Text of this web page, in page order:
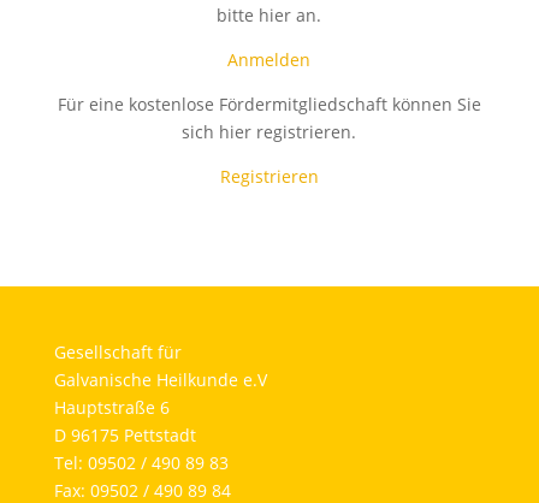
bitte hier an.
Anmelden
Für eine kostenlose Fördermitgliedschaft können Sie
sich hier registrieren.
Registrieren
Gesellschaft für
Galvanische Heilkunde e.V
Hauptstraße 6
D 96175 Pettstadt
Tel: 09502 / 490 89 83
Fax: 09502 / 490 89 84